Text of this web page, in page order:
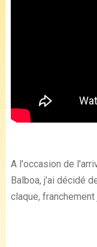
A l'occasion de
Balboa, j'ai décidé
claque,